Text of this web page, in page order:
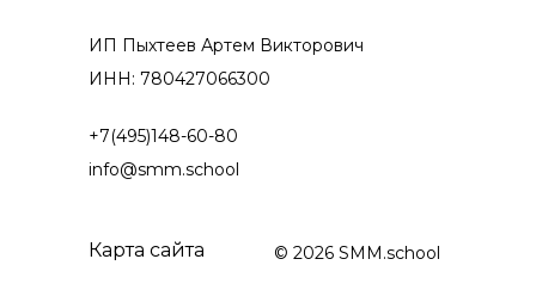
ИП Пыхтеев Артем Викторович
+7(495)148-60-80
info@smm.school
© 2026 SMM.school
ИНН: 780427066300
Карта сайта